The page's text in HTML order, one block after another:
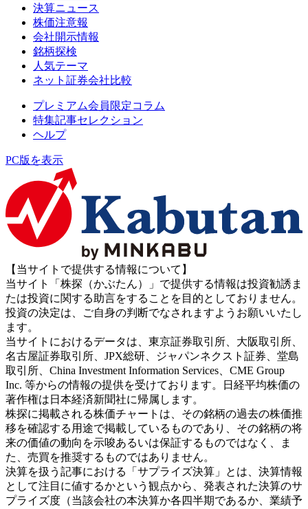
決算ニュース
株価注意報
会社開示情報
銘柄探検
人気テーマ
ネット証券会社比較
プレミアム会員限定コラム
特集記事セレクション
ヘルプ
PC版を表示
【当サイトで提供する情報について】
当サイト「株探（かぶたん）」で提供する情報は投資勧誘ま
たは投資に関する助言をすることを目的としておりません。
投資の決定は、ご自身の判断でなされますようお願いいたし
ます。
当サイトにおけるデータは、東京証券取引所、大阪取引所、
名古屋証券取引所、JPX総研、ジャパンネクスト証券、堂島
取引所、China Investment Information Services、CME Group
Inc. 等からの情報の提供を受けております。日経平均株価の
著作権は日本経済新聞社に帰属します。
株探に掲載される株価チャートは、その銘柄の過去の株価推
移を確認する用途で掲載しているものであり、その銘柄の将
来の価値の動向を示唆あるいは保証するものではなく、ま
た、売買を推奨するものではありません。
決算を扱う記事における「サプライズ決算」とは、決算情報
として注目に値するかという観点から、発表された決算のサ
プライズ度（当該会社の本決算か各四半期であるか、業績予